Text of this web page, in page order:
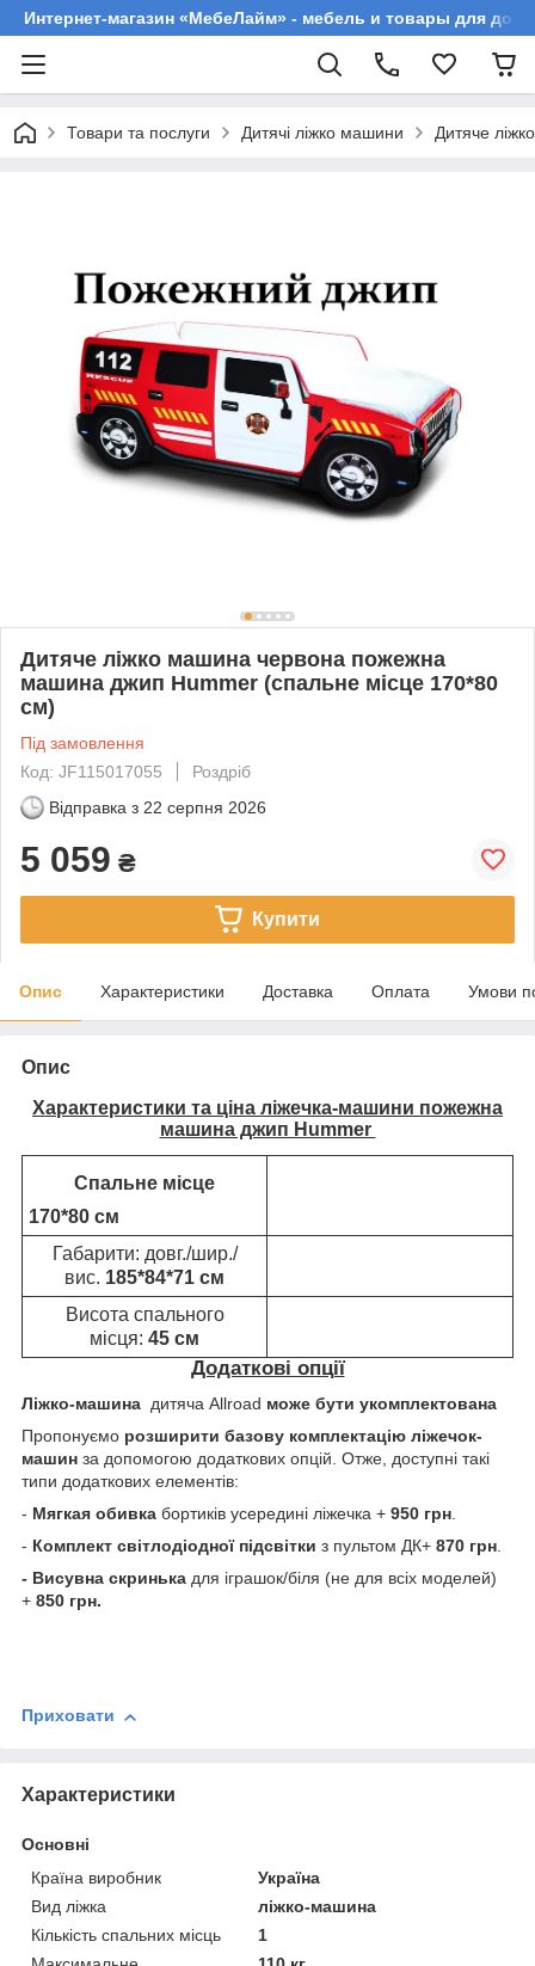
Интернет-магазин «МебеЛайм» - мебель и товары для
Товари та послуги Дитячі ліжко машини Дитяче
Дитяче ліжко машина червона пожежна
машина джип Hummer (спальне місце 170*80
см)
Під замовлення
Код: JF115017055
Роздріб
Відправка з 22 серпня 2026
5 059 ₴
Купити
Опис Характеристики Доставка Оплата Умови
Опис
Характеристики та ціна ліжечка-машини пожежна
машина джип Hummer
Спальне місце
170*80 см
Габарити: довг./шир./
вис. 185*84*71 см
Висота спального
місця: 45 см
Додаткові опції
Ліжко-машина дитяча Allroad може бути укомплектована
Пропонуємо розширити базову комплектацію ліжечок-
машин за допомогою додаткових опцій. Отже, доступні такі
типи додаткових елементів:
- Мягкая обивка бортиків усередині ліжечка + 950 грн.
- Комплект світлодіодної підсвітки з пультом ДК+ 870 грн.
- Висувна скринька для іграшок/біля (не для всіх моделей)
+ 850 грн.
Приховати
Характеристики
Основні
Країна виробник
Україна
Вид ліжка
ліжко-машина
Кількість спальних місць
1